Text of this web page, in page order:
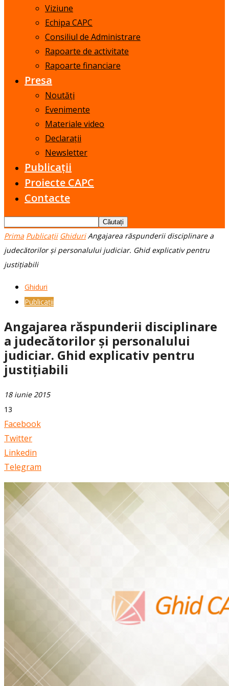
Viziune
Echipa CAPC
Consiliul de Administrare
Rapoarte de activitate
Rapoarte financiare
Presa
Noutăți
Evenimente
Materiale video
Declarații
Newsletter
Publicații
Proiecte CAPC
Contacte
Prima Publicații Ghiduri Angajarea răspunderii disciplinare a
judecătorilor şi personalului judiciar. Ghid explicativ pentru
justiţiabili
Ghiduri
Publicații
Angajarea răspunderii disciplinare
a judecătorilor şi personalului
judiciar. Ghid explicativ pentru
justiţiabili
18 iunie 2015
13
Facebook
Twitter
Linkedin
Telegram